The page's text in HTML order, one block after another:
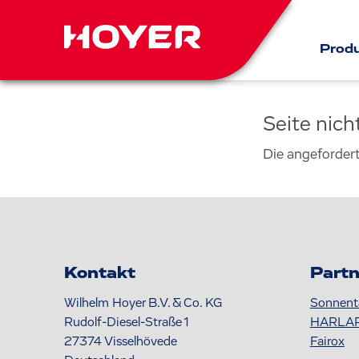
Seite
Die
Kontakt
Wilhelm Hoyer B.V. & Co. KG
Rudolf-Diesel-Straße 1
27374Visselhövede
Fairox